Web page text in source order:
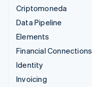
Criptomoneda
Data Pipeline
Elements
Financial Connections
Identity
Invoicing